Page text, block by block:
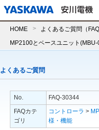
HOME よくあるご質問（FAQ
よくあるご質問
No.
FAQ-30344
FAQカテ
ゴリ
コントローラ >
様・機能